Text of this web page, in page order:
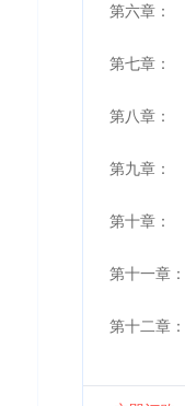
第六章：
第七章：
第八章：
第九章：
第十章：
第十一章：
第十二章：